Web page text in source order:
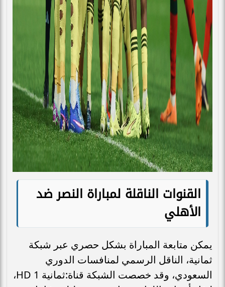
القنوات الناقلة لمباراة النصر ضد
الأهلي
يمكن متابعة المباراة بشكل حصري عبر شبكة
ثمانية، الناقل الرسمي لمنافسات الدوري
السعودي، وقد خصصت الشبكة قناة:ثمانية 1 HD،